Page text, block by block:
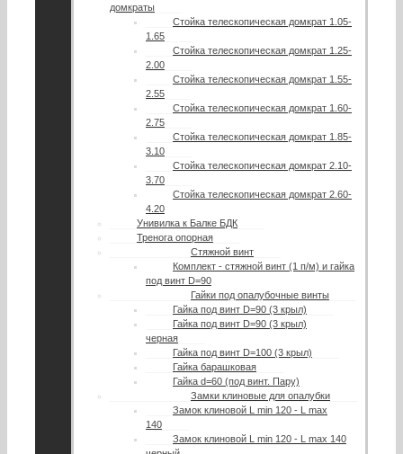
домкраты
Стойка телескопическая домкрат 1.05-
1.65
Стойка телескопическая домкрат 1.25-
2.00
Стойка телескопическая домкрат 1.55-
2.55
Стойка телескопическая домкрат 1.60-
2.75
Стойка телескопическая домкрат 1.85-
3.10
Стойка телескопическая домкрат 2.10-
3.70
Стойка телескопическая домкрат 2.60-
4.20
Унивилка к Балке БДК
Тренога опорная
Стяжной винт
Комплект - стяжной винт (1 п/м) и гайка
под винт D=90
Гайки под опалубочные винты
Гайка под винт D=90 (3 крыл)
Гайка под винт D=90 (3 крыл)
черная
Гайка под винт D=100 (3 крыл)
Гайка барашковая
Гайка d=60 (под винт. Пару)
Замки клиновые для опалубки
Замок клиновой L min 120 - L max
140
Замок клиновой L min 120 - L max 140